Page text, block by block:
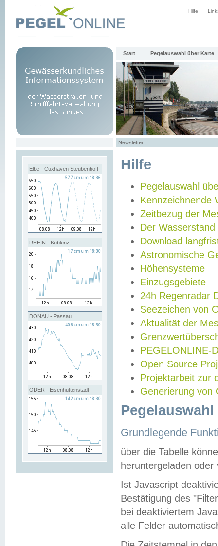
Hilfe
Start Pegelauswahl über Karte
Newsletter
Elbe - Cuxhaven Steubenhöft
RHEIN - Koblenz
DONAU - Passau
ODER - Eisenhüttenstadt
Hilfe
Pegelauswahl
Kennzeichnende
Zeitbezug der
Der Wasserstand
Download
Astronomische
Höhensysteme
Einzugsgebiete
24h Regenradar
Seezeichen von
Aktualität der
PEGELONLINE-
Open Source
Projektarbeit zur
Generierung von
Grundlegende
über die Tabelle
heruntergeladen oder
Ist Javascript
Bestätigung des
bei deaktiviertem
alle Felder